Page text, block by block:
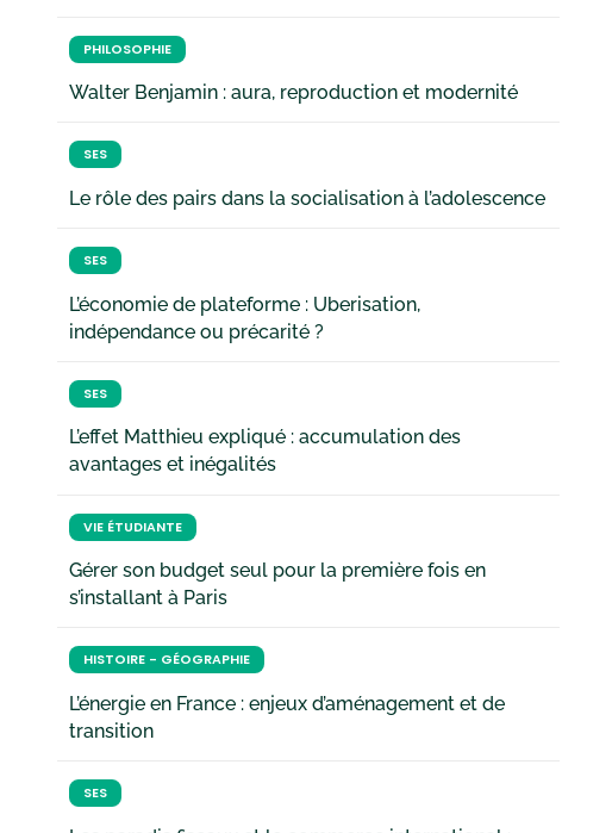
PHILOSOPHIE
Walter Benjamin : aura, reproduction et modernité
SES
Le rôle des pairs dans la socialisation à l’adolescence
SES
L’économie de plateforme : Uberisation,
indépendance ou précarité ?
SES
L’effet Matthieu expliqué : accumulation des
avantages et inégalités
VIE ÉTUDIANTE
Gérer son budget seul pour la première fois en
s’installant à Paris
HISTOIRE - GÉOGRAPHIE
L’énergie en France : enjeux d’aménagement et de
transition
SES